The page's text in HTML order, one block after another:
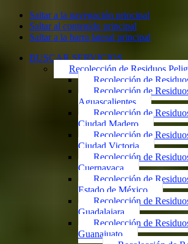
Saltar a la navegación principal
Saltar al contenido principal
Saltar a la barra lateral principal
BUSCAR SERVICIOS
Recolección de Residuos
Recolección de
Recolección de
Aguascalientes
Recolección de
Ciudad Madero
Recolección de
Ciudad Victoria
Recolección de
Cuernavaca
Recolección de
Estado de México
Recolección de
Guadalajara
Recolección de
Guanajuato